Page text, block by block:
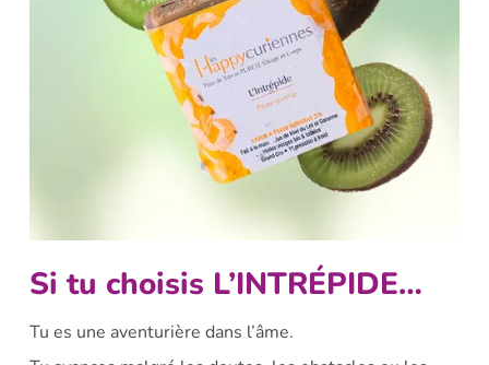
Si tu choisis L’INTRÉPIDE…
Tu es une aventurière dans l’âme.